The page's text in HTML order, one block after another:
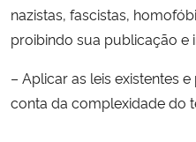
nazistas, fascistas,
proibindo sua publicação e
– Aplicar as leis existentes
conta da complexidade do